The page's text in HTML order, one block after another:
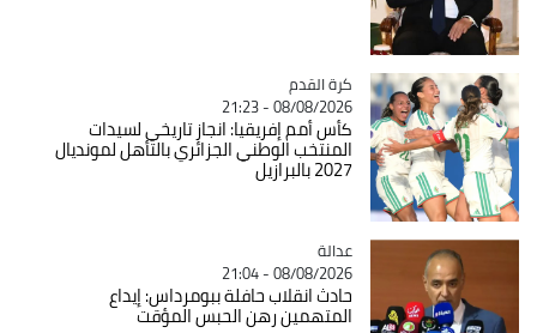
Catégorie
كرة القدم
08/08/2026 - 21:23
كأس أمم إفريقيا: انجاز تاريخي لسيدات
المنتخب الوطني الجزائري بالتأهل لمونديال
2027 بالبرازيل
Catégorie
عدالة
08/08/2026 - 21:04
حادث انقلاب حافلة ببومرداس: إيداع
المتهمين رهن الحبس المؤقت